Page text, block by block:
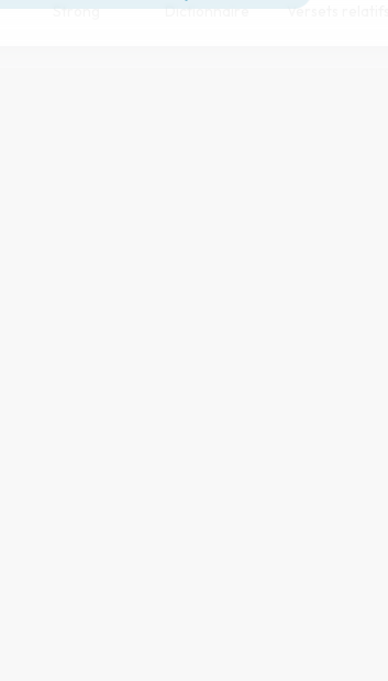
Strong Dictionnaire Versets relatifs